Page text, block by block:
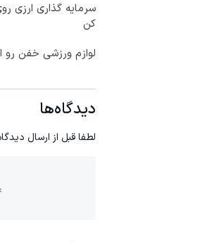
سرمایه گذاری ارزی
کن
لوازم ورزشی خفن رو
دیدگاه‌ها
لطفا قبل از ارسال